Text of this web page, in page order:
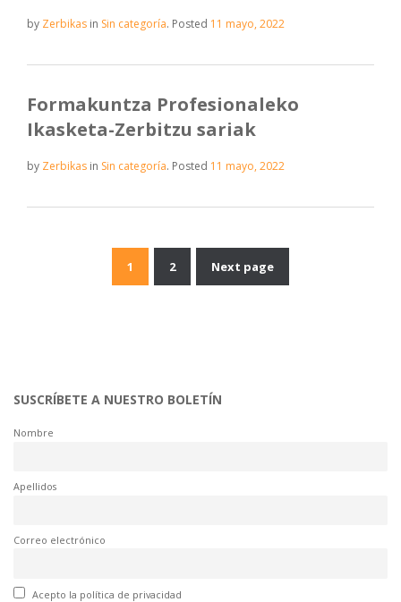
by Zerbikas in Sin categoría. Posted 11 mayo, 2022
Formakuntza Profesionaleko
Ikasketa-Zerbitzu sariak
by Zerbikas in Sin categoría. Posted 11 mayo, 2022
Navegación
1 2 Next page
SUSCRÍBETE A NUESTRO BOLETÍN
Nombre
Apellidos
Correo electrónico
Acepto la política de privacidad